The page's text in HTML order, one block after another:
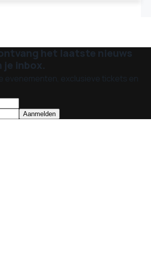
het laatste nieuws
inbox.
evenementen, exclusieve tickets en